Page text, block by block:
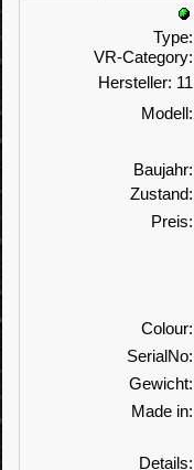
Type:
VR-Category:
Hersteller: 11
Modell:
Baujahr:
Zustand:
Preis:
Colour:
SerialNo:
Gewicht:
Made in:
Details: